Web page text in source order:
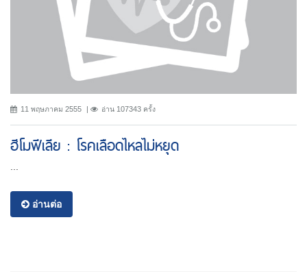
11 พฤษภาคม 2555 อ่าน 107343 ครั้ง
ฮีโมฟีเลีย : โรคเลือดไหลไม่หยุด
...
อ่านต่อ